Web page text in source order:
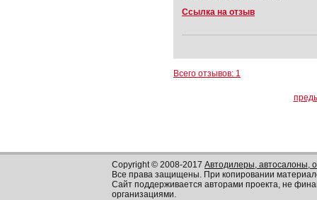
Ссылка на отзыв
Всего отзывов: 1
Copyright © 2008-2017 Автодилеры, автосалоны,
Все права защищены. При копировании
Сайт поддерживается авторами проекта, не
организациями.